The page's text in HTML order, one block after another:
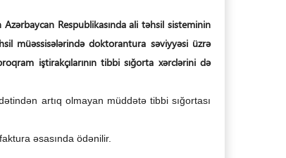
Respublikasında ali təhsil sisteminin
müəssisələrində doktorantura səviyyəsi üzrə
iştirakçılarının tibbi sığorta xərclərini də
artıq olmayan müddətə tibbi sığortası
əsasında ödənilir.